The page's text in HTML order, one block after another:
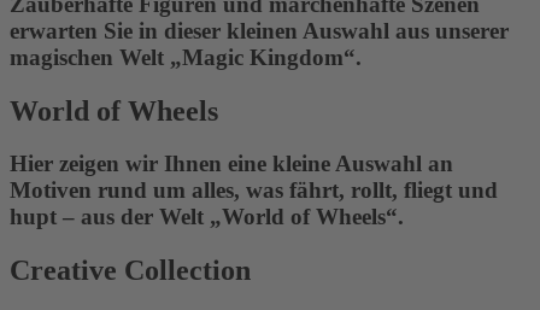
erwarten Sie in dieser kleinen Auswahl aus unserer
magischen Welt „Magic Kingdom“.
World of Wheels
Hier zeigen wir Ihnen eine kleine Auswahl an
Motiven rund um alles, was fährt, rollt, fliegt und
hupt – aus der Welt „World of Wheels“.
Creative Collection